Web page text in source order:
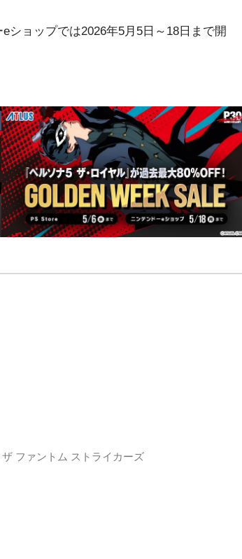
ショップでは2026年5月5日～18日まで開
ファントム ストライカーズ